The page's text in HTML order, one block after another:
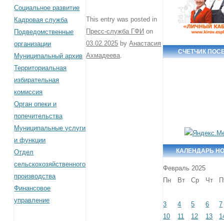
Социальное развитие
Кадровая служба
Подведомственные
организации
Муниципальный архив
Территориальная
избирательная
комиссия
Орган опеки и
попечительства
Муниципальные услуги
и функции
Отдел
сельскохозяйственного
производства
Финансовое
управление
This entry was posted in
Пресс-служба ГФИ on
03.02.2025 byАнастасия
Ахмадеева
СЧЕТЧИК
КАЛЕНДАРЬ
Февраль 2025
Пн
Вт Ср Чт
3 4 5 6
7
10
11 12 13